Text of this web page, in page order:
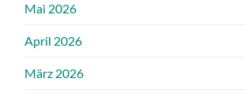
Mai 2026
April 2026
März 2026